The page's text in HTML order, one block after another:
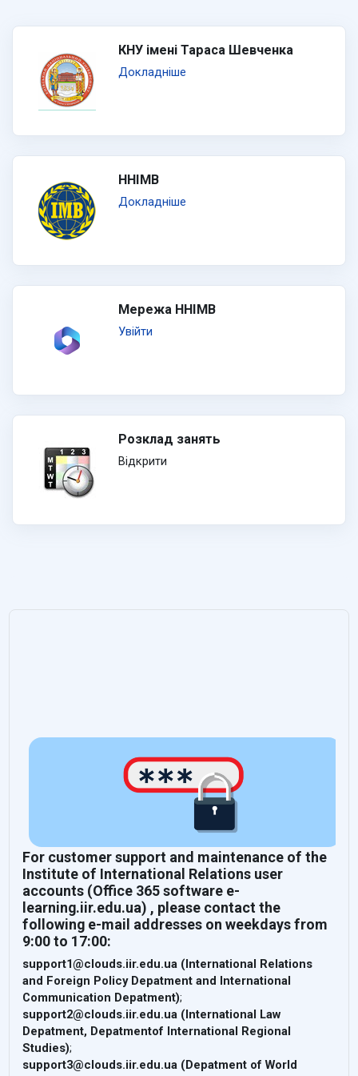
КНУ імені Тараса Шевченка
Докладніше
ННІМВ
Докладніше
Мережа ННІМВ
Увійти
Розклад занять
Відкрити
For customer support and maintenance of the
Institute of International Relations user
accounts (Office 365 software e-
learning.iir.edu.ua) , please contact the
following e-mail addresses on weekdays from
9:00 to 17:00:
support1@clouds.iir.edu.ua (International Relations
and Foreign Policy Depatment and International
Communication Depatment);
support2@clouds.iir.edu.ua (International Law
Depatment, Depatmentof International Regional
Studies);
support3@clouds.iir.edu.ua (Depatment of World